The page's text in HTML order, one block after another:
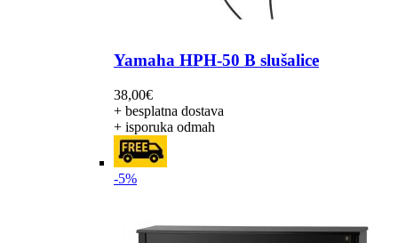
Yamaha HPH-50 B slušalice
38,00€
+ besplatna dostava
+ isporuka odmah
-5%